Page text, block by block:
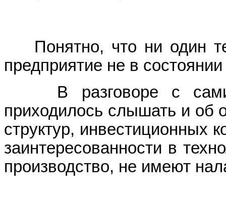
Понятно, что ни один
предприятие не в
В разговоре с самими
приходилось слышать и об
структур, инвестиционных
заинтересованности в
производство, не имеют